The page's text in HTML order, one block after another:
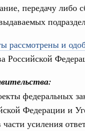
передачу либо
рассмотрены и
Российской
федеральных
Федерации и
усиления
четверг
№12)
четверг
№11)